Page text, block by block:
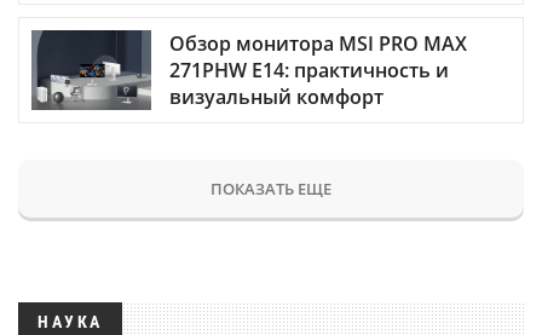
Обзор монитора MSI PRO MAX
271PHW E14: практичность и
визуальный комфорт
ПОКАЗАТЬ ЕЩЕ
НАУКА